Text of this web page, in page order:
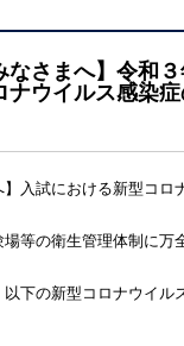
なさまへ】令和
ナウイルス感染
】入試における新型コ
等の衛生管理体制に万
下の新型コロナウイル